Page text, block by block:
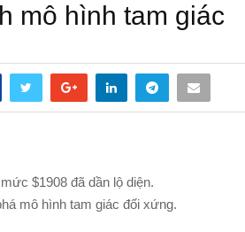
mô hình tam giác
$1908 đã dần lộ diện.
mô hình tam giác đối xứng.